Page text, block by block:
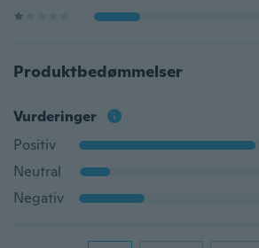
Produktbedømmelser
Vurderinger
Positiv
Neutral
Negativ